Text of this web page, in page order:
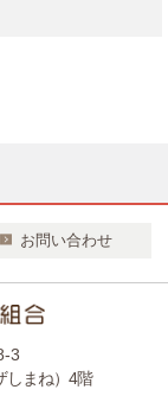
お問い合わせ
3
しまね）4階